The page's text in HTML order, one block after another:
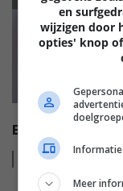
EISA HT AUDIO
Leesmeer
en
wijzigen door
opties' knop
Meer